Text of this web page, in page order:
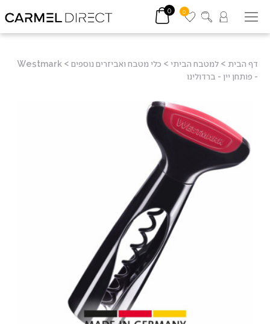
0
0
דף הבית > למטבח הביתי > כלי מטבח ואביזרים נוספים >
Westmark
- פותחן יין - ברדולינו